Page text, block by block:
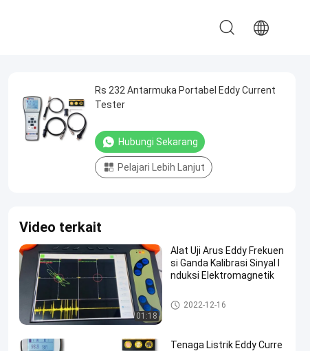
Rs 232 Antarmuka Portabel Eddy Current
Tester
Hubungi Sekarang
Pelajari Lebih Lanjut
Video terkait
01:18
Alat Uji Arus Eddy Frekuen
si Ganda Kalibrasi Sinyal I
nduksi Elektromagnetik
Peralatan Pengujian Arus Edd
y
2022-12-16
Tenaga Listrik Eddy Curre